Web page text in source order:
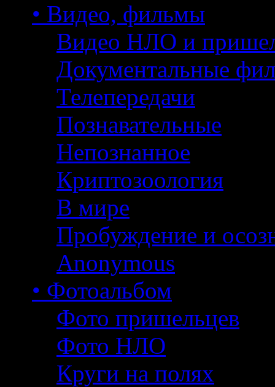
• Видео, фильмы
Видео НЛО и
Документальные
Телепередачи
Познавательные
Непознанное
Криптозоология
В мире
Пробуждение и
Anonymous
• Фотоальбом
Фото пришельцев
Фото НЛО
Круги на полях